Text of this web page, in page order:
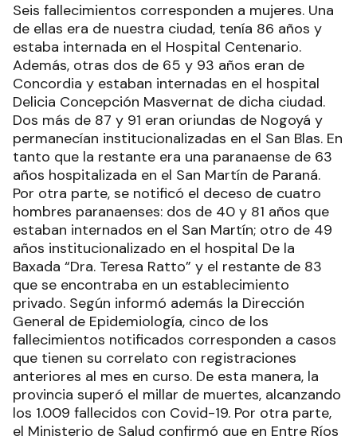
Seis fallecimientos corresponden a mujeres. Una
de ellas era de nuestra ciudad, tenía 86 años y
estaba internada en el Hospital Centenario.
Además, otras dos de 65 y 93 años eran de
Concordia y estaban internadas en el hospital
Delicia Concepción Masvernat de dicha ciudad.
Dos más de 87 y 91 eran oriundas de Nogoyá y
permanecían institucionalizadas en el San Blas. En
tanto que la restante era una paranaense de 63
años hospitalizada en el San Martín de Paraná.
Por otra parte, se notificó el deceso de cuatro
hombres paranaenses: dos de 40 y 81 años que
estaban internados en el San Martín; otro de 49
años institucionalizado en el hospital De la
Baxada “Dra. Teresa Ratto” y el restante de 83
que se encontraba en un establecimiento
privado. Según informó además la Dirección
General de Epidemiología, cinco de los
fallecimientos notificados corresponden a casos
que tienen su correlato con registraciones
anteriores al mes en curso. De esta manera, la
provincia superó el millar de muertes, alcanzando
los 1.009 fallecidos con Covid-19. Por otra parte,
el Ministerio de Salud confirmó que en Entre Ríos